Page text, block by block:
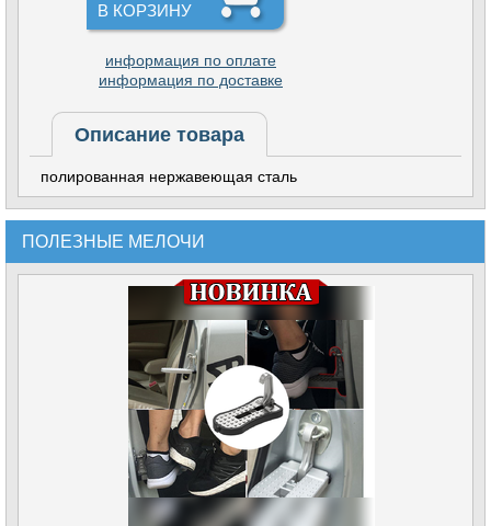
В КОРЗИНУ
информация по оплате
информация по доставке
Описание товара
полированная нержавеющая сталь
ПОЛЕЗНЫЕ МЕЛОЧИ